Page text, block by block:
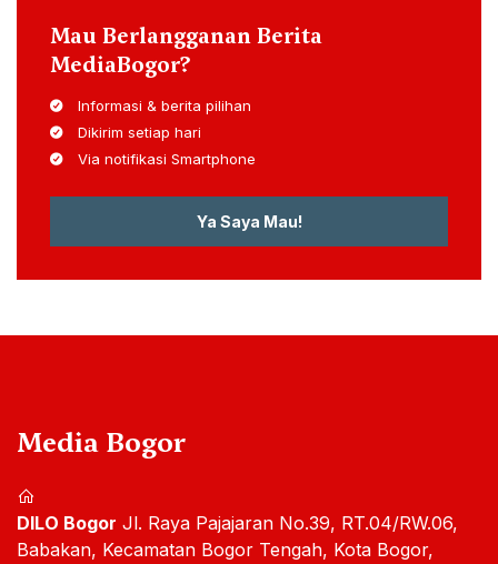
Mau Berlangganan Berita
MediaBogor?
Informasi & berita pilihan
Dikirim setiap hari
Via notifikasi Smartphone
Ya Saya Mau!
Media Bogor
DILO Bogor Jl. Raya Pajajaran No.39, RT.04/RW.06,
Babakan, Kecamatan Bogor Tengah, Kota Bogor,